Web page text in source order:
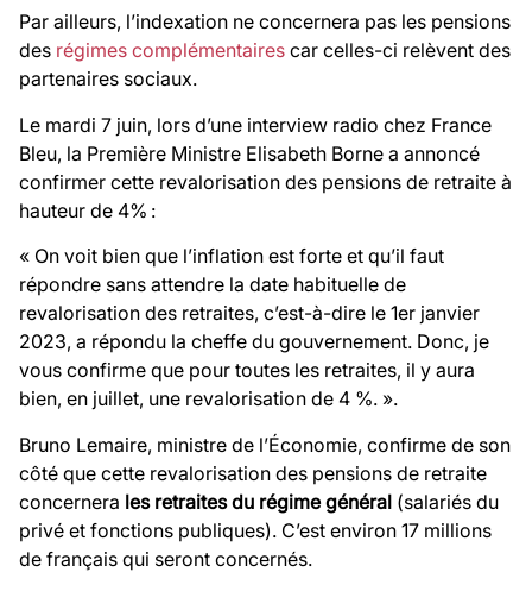
Par ailleurs, l’indexation ne concernera pas les pensions
des régimes complémentaires car celles-ci relèvent des
partenaires sociaux.
Le mardi 7 juin, lors d’une interview radio chez France
Bleu, la Première Ministre Elisabeth Borne a annoncé
confirmer cette revalorisation des pensions de retraite à
hauteur de 4% :
« On voit bien que l’inflation est forte et qu’il faut
répondre sans attendre la date habituelle de
revalorisation des retraites, c’est-à-dire le 1er janvier
2023, a répondu la cheffe du gouvernement. Donc, je
vous confirme que pour toutes les retraites, il y aura
bien, en juillet, une revalorisation de 4 %. ».
Bruno Lemaire, ministre de l’Économie, confirme de son
côté que cette revalorisation des pensions de retraite
concernera les retraites du régime général (salariés du
privé et fonctions publiques). C’est environ 17 millions
de français qui seront concernés.